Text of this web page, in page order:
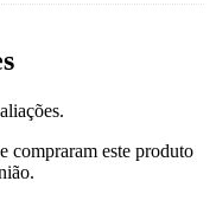
compraram este produto